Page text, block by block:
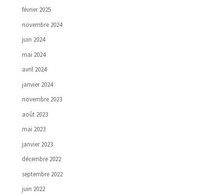
février 2025
novembre 2024
juin 2024
mai 2024
avril 2024
janvier 2024
novembre 2023
août 2023
mai 2023
janvier 2023
décembre 2022
septembre 2022
juin 2022